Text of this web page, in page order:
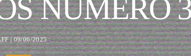
NÚMERO
| 09/06/2025